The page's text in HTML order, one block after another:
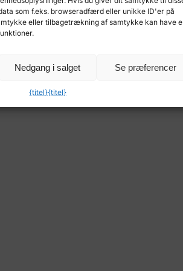
som f.eks. browseradfærd eller unikke ID'er på
eller tilbagetrækning af samtykke kan have
Nedgang i salget Se præferencer
{titel}{titel}
dyktige håndverkere. Denne